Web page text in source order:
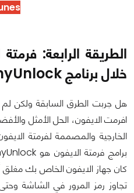
الطريقة الرابعة:
خلال برنامج AnyUnlock
هل جربت الطرق السابقة ولكن
افرمت الايفون، الحل الأمثل
الخارجية والمصممة لفرمتة
كان جهاز الايفون الخاص بك
تجاوز رمز المرور في الشاشة